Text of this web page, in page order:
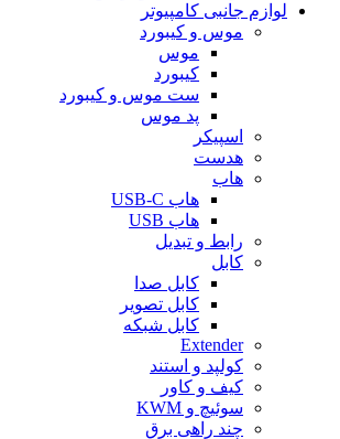
لوازم جانبی کامپیوتر
موس و کیبورد
موس
کیبورد
ست موس و کیبورد
پد موس
اسپیکر
هدست
هاب
هاب USB-C
هاب USB
رابط و تبدیل
کابل
کابل صدا
کابل تصویر
کابل شبکه
Extender
کولپد و استند
کیف و کاور
سوئیچ و KWM
چند راهی برق